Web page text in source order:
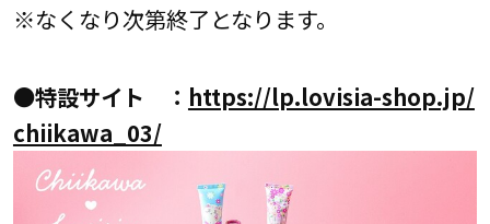
※なくなり次第終了となります。
●特設サイト ： https://lp.lovisia-shop.jp/
chiikawa_03/